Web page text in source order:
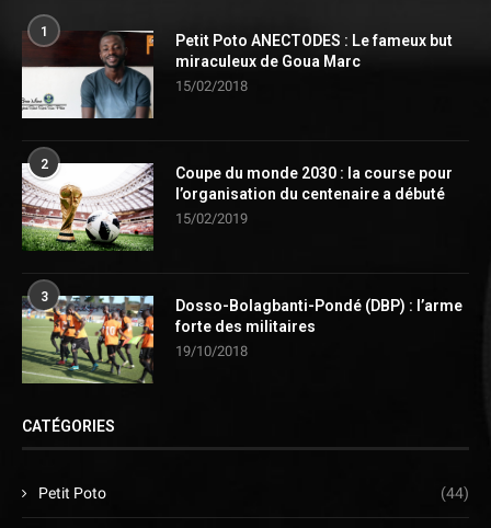
1
Petit Poto ANECTODES : Le fameux but
miraculeux de Goua Marc
15/02/2018
2
Coupe du monde 2030 : la course pour
l’organisation du centenaire a débuté
15/02/2019
3
Dosso-Bolagbanti-Pondé (DBP) : l’arme
forte des militaires
19/10/2018
CATÉGORIES
Petit Poto (44)